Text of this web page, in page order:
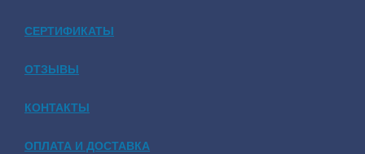
СЕРТИФИКАТЫ
ОТЗЫВЫ
КОНТАКТЫ
ОПЛАТА И ДОСТАВКА